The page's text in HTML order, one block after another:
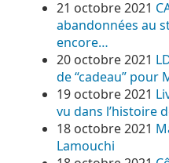
21 octobre 2021
abandonnées au
encore…
20 octobre 2021
de “cadeau” pour
19 octobre 2021
vu dans l’histoire
18 octobre 2021
Lamouchi